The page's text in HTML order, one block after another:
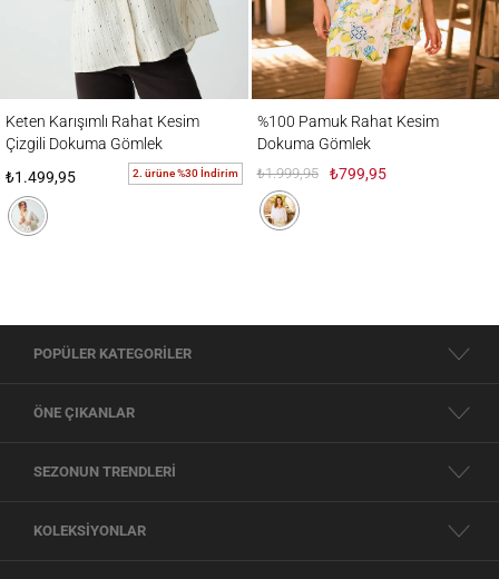
Keten Karışımlı Rahat Kesim
Çizgili Dokuma Gömlek
₺1.499,95
2. ürüne %30 İndirim
%100 Pamuk Rahat Kesim
Dokuma Gömlek
₺1.999,95 ₺799,95
POPÜLER KATEGORİLER
ÖNE ÇIKANLAR
SEZONUN TRENDLERİ
KOLEKSİYONLAR